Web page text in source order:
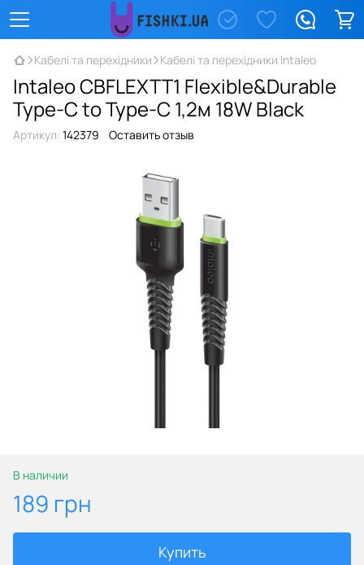
Кабелі та перехідники Кабелі та перехідники Intaleo
Intaleo CBFLEXTT1 Flexible&Durable
Type-C to Type-C 1,2м 18W Black
Артикул: 142379 Оставить отзыв
В наличии
189 грн
Купить